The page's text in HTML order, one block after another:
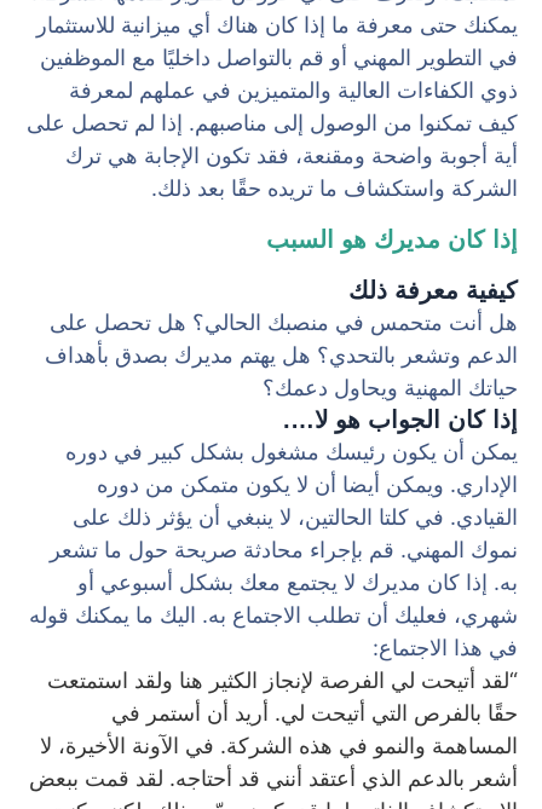
يمكنك حتى معرفة ما إذا كان هناك أي ميزانية للاستثمار
في التطوير المهني أو قم بالتواصل داخليًا مع الموظفين
ذوي الكفاءات العالية والمتميزين في عملهم لمعرفة
كيف تمكنوا من الوصول إلى مناصبهم. إذا لم تحصل على
أية أجوبة واضحة ومقنعة، فقد تكون الإجابة هي ترك
الشركة واستكشاف ما تريده حقًا بعد ذلك.
إذا كان مديرك هو السبب
كيفية معرفة ذلك
هل أنت متحمس في منصبك الحالي؟ هل تحصل على
الدعم وتشعر بالتحدي؟ هل يهتم مديرك بصدق بأهداف
حياتك المهنية ويحاول دعمك؟
إذا كان الجواب هو لا….
يمكن أن يكون رئيسك مشغول بشكل كبير في دوره
الإداري. ويمكن أيضا أن لا يكون متمكن من دوره
القيادي. في كلتا الحالتين، لا ينبغي أن يؤثر ذلك على
نموك المهني. قم بإجراء محادثة صريحة حول ما تشعر
به. إذا كان مديرك لا يجتمع معك بشكل أسبوعي أو
شهري، فعليك أن تطلب الاجتماع به. اليك ما يمكنك قوله
في هذا الاجتماع:
“لقد أتيحت لي الفرصة لإنجاز الكثير هنا ولقد استمتعت
حقًا بالفرص التي أتيحت لي. أريد أن أستمر في
المساهمة والنمو في هذه الشركة. في الآونة الأخيرة، لا
أشعر بالدعم الذي أعتقد أنني قد أحتاجه. لقد قمت ببعض